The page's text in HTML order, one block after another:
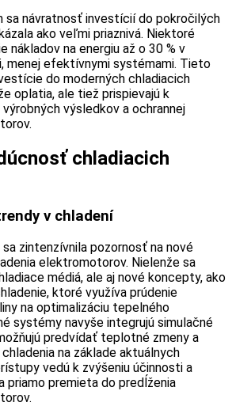
sa návratnosť investícií do pokročilých
ako veľmi priaznivá. Niektoré
nákladov na energiu až o 30 % v
menej efektívnymi systémami. Tieto
do moderných chladiacich
oplatia, ale tiež prispievajú k
výsledkov a ochrannej
chladiacich
v chladení
zintenzívnila pozornosť na nové
elektromotorov. Nielenže sa
médiá, ale aj nové koncepty, ako
ktoré využíva prúdenie
na optimalizáciu tepelného
systémy navyše integrujú simulačné
predvídať teplotné zmeny a
na základe aktuálnych
vedú k zvýšeniu účinnosti a
priamo premieta do predĺženia